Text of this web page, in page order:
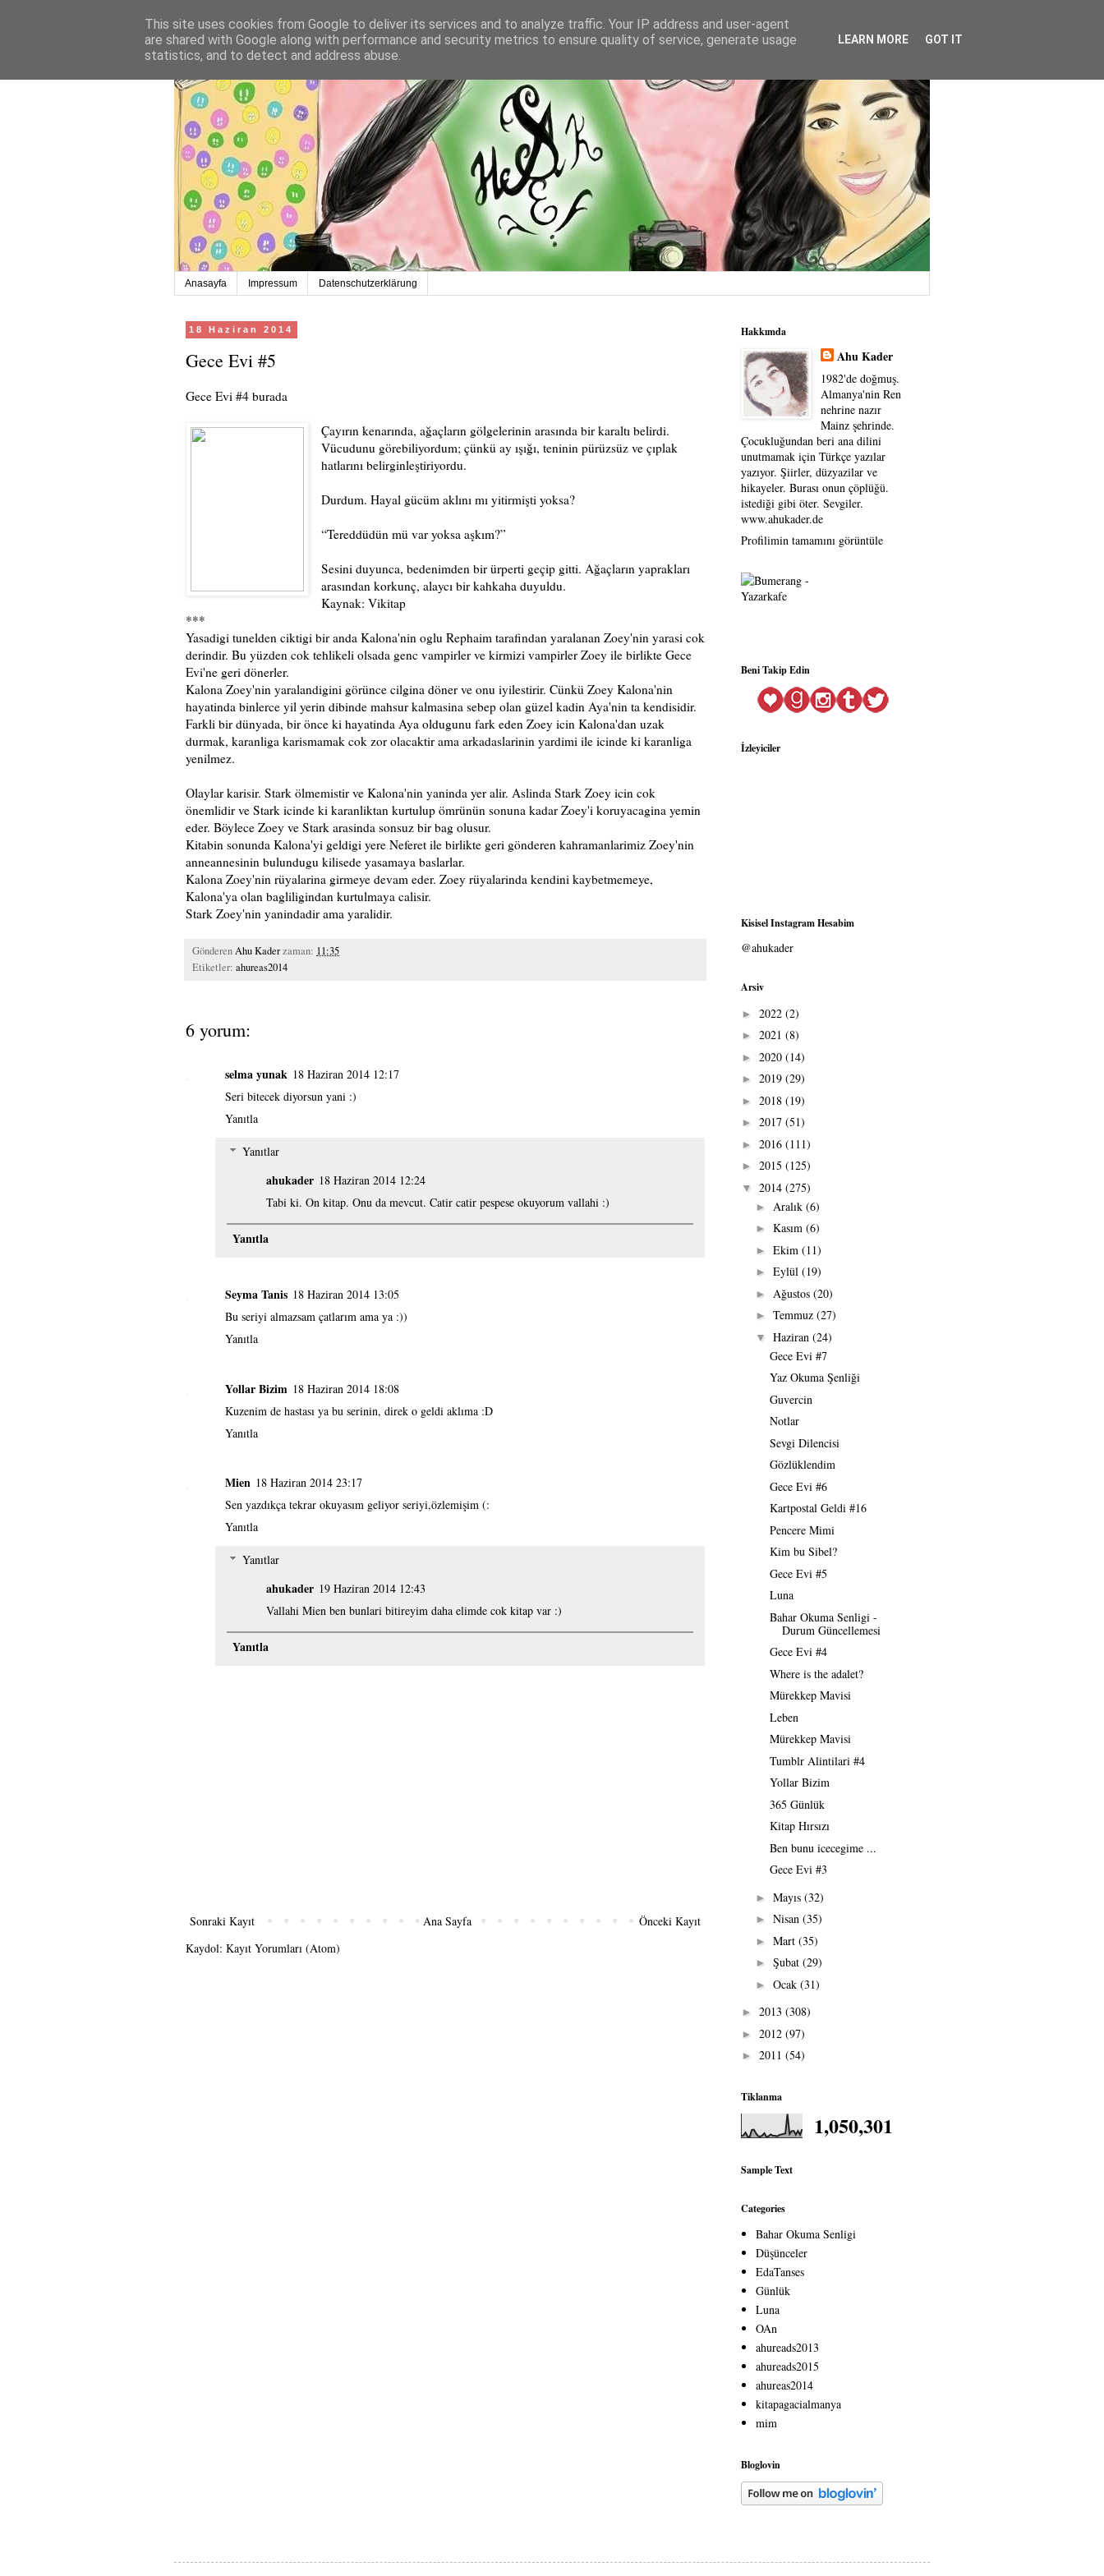
Anasayfa Impressum Datenschutzerklärung
18 Haziran 2014
Gece Evi #5
Gece Evi #4 burada
Çayırın kenarında, ağaçların gölgelerinin arasında bir karaltı belirdi.
Vücudunu görebiliyordum; çünkü ay ışığı, teninin pürüzsüz ve çıplak
hatlarını belirginleştiriyordu.
Durdum. Hayal gücüm aklını mı yitirmişti yoksa?
“Tereddüdün mü var yoksa aşkım?”
Sesini duyunca, bedenimden bir ürperti geçip gitti. Ağaçların yaprakları
arasından korkunç, alaycı bir kahkaha duyuldu.
Kaynak: Vikitap
***
Yasadigi tunelden ciktigi bir anda Kalona'nin oglu Rephaim tarafindan yaralanan Zoey'nin yarasi cok
derindir. Bu yüzden cok tehlikeli olsada genc vampirler ve kirmizi vampirler Zoey ile birlikte Gece
Evi'ne geri dönerler.
Kalona Zoey'nin yaralandigini görünce cilgina döner ve onu iyilestirir. Cünkü Zoey Kalona'nin
hayatinda binlerce yil yerin dibinde mahsur kalmasina sebep olan güzel kadin Aya'nin ta kendisidir.
Farkli bir dünyada, bir önce ki hayatinda Aya oldugunu fark eden Zoey icin Kalona'dan uzak
durmak, karanliga karismamak cok zor olacaktir ama arkadaslarinin yardimi ile icinde ki karanliga
yenilmez.
Olaylar karisir. Stark ölmemistir ve Kalona'nin yaninda yer alir. Aslinda Stark Zoey icin cok
önemlidir ve Stark icinde ki karanliktan kurtulup ömrünün sonuna kadar Zoey'i koruyacagina yemin
eder. Böylece Zoey ve Stark arasinda sonsuz bir bag olusur.
Kitabin sonunda Kalona'yi geldigi yere Neferet ile birlikte geri gönderen kahramanlarimiz Zoey'nin
anneannesinin bulundugu kilisede yasamaya baslarlar.
Kalona Zoey'nin rüyalarina girmeye devam eder. Zoey rüyalarinda kendini kaybetmemeye,
Kalona'ya olan bagliligindan kurtulmaya calisir.
Stark Zoey'nin yanindadir ama yaralidir.
GönderenAhu Kaderzaman: 11:35
Etiketler: ahureas2014
6 yorum:
selma yunak 18 Haziran 2014 12:17
Seri bitecek diyorsun yani :)
Yanıtla
Yanıtlar
ahukader 18 Haziran 2014 12:24
Tabi ki. On kitap. Onu da mevcut. Catir catir pespese okuyorum vallahi :)
Yanıtla
Seyma Tanis 18 Haziran 2014 13:05
Bu seriyi almazsam çatlarım ama ya :))
Yanıtla
Yollar Bizim 18 Haziran 2014 18:08
Kuzenim de hastası ya bu serinin, direk o geldi aklıma :D
Yanıtla
Mien 18 Haziran 2014 23:17
Sen yazdıkça tekrar okuyasım geliyor seriyi,özlemişim (:
Yanıtla
Yanıtlar
ahukader 19 Haziran 2014 12:43
Vallahi Mien ben bunlari bitireyim daha elimde cok kitap var :)
Yanıtla
Sonraki Kayıt Önceki Kayıt
Ana Sayfa
Kaydol: Kayıt Yorumları (Atom)
Hakkımda
Ahu Kader
1982'de doğmuş.
Almanya'nin Ren
nehrine nazır
Mainz şehrinde.
Çocukluğundan beri ana dilini
unutmamak için Türkçe yazılar
yazıyor. Şiirler, düzyazilar ve
hikayeler. Burası onun çöplüğü.
istediği gibi öter. Sevgiler.
www.ahukader.de
Profilimin tamamını görüntüle
Beni Takip Edin
İzleyiciler
Kisisel Instagram Hesabim
@ahukader
Arsiv
► 2022 (2)
► 2021 (8)
► 2020 (14)
► 2019 (29)
► 2018 (19)
► 2017 (51)
► 2016 (111)
► 2015 (125)
▼ 2014 (275)
► Aralık (6)
► Kasım (6)
► Ekim (11)
► Eylül (19)
► Ağustos (20)
► Temmuz (27)
▼ Haziran (24)
Gece Evi #7
Yaz Okuma Şenliği
Guvercin
Notlar
Sevgi Dilencisi
Gözlüklendim
Gece Evi #6
Kartpostal Geldi #16
Pencere Mimi
Kim bu Sibel?
Gece Evi #5
Luna
Bahar Okuma Senligi -
Durum Güncellemesi
Gece Evi #4
Where is the adalet?
Mürekkep Mavisi
Leben
Mürekkep Mavisi
Tumblr Alintilari #4
Yollar Bizim
365 Günlük
Kitap Hırsızı
Ben bunu icecegime ...
Gece Evi #3
► Mayıs (32)
► Nisan (35)
► Mart (35)
► Şubat (29)
► Ocak (31)
► 2013 (308)
► 2012 (97)
► 2011 (54)
Tiklanma
1,050,301
Sample Text
Categories
Bahar Okuma Senligi
Düşünceler
EdaTanses
Günlük
Luna
OAn
ahureads2013
ahureads2015
ahureas2014
kitapagacialmanya
mim
Bloglovin
This site uses cookies from Google to deliver its services and to analyze traffic. Your IP address and user-agent
are shared with Google along with performance and security metrics to ensure quality of service, generate usage
statistics, and to detect and address abuse.
LEARN MORE GOT IT